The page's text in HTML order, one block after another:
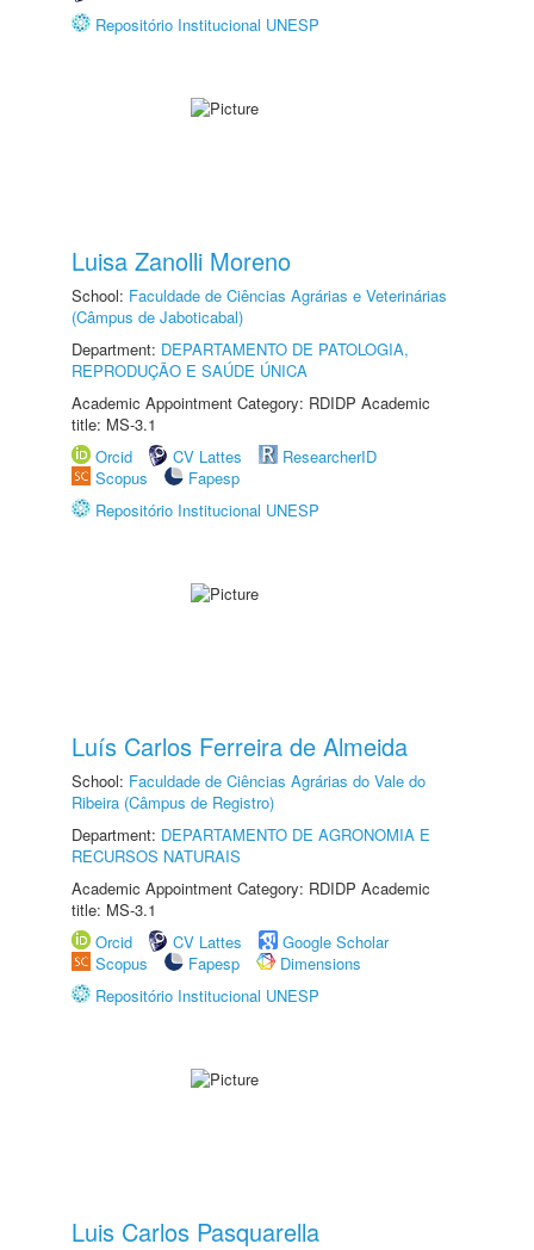
Repositório Institucional UNESP
Luisa Zanolli Moreno
School: Faculdade de Ciências Agrárias e Veterinárias
(Câmpus de Jaboticabal)
Department: DEPARTAMENTO DE PATOLOGIA,
REPRODUÇÃO E SAÚDE ÚNICA
Academic Appointment Category: RDIDP Academic
title: MS-3.1
Orcid
CV Lattes
ResearcherID
Scopus
Fapesp
Repositório Institucional UNESP
Luís Carlos Ferreira de Almeida
School: Faculdade de Ciências Agrárias do Vale do
Ribeira (Câmpus de Registro)
Department: DEPARTAMENTO DE AGRONOMIA E
RECURSOS NATURAIS
Academic Appointment Category: RDIDP Academic
title: MS-3.1
Orcid
CV Lattes
Google Scholar
Scopus
Fapesp
Dimensions
Repositório Institucional UNESP
Luis Carlos Pasquarella